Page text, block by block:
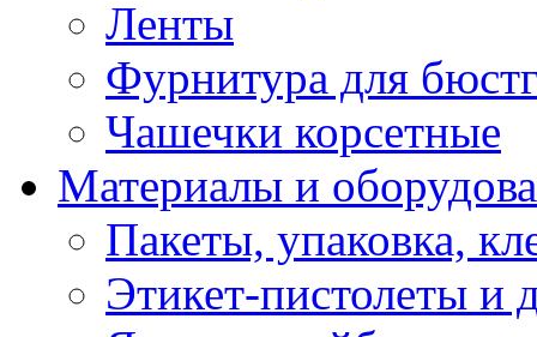
Ленты
Фурнитура для
Чашечки корсетные
Материалы и
Пакеты, упаковка,
Этикет-пистолеты и